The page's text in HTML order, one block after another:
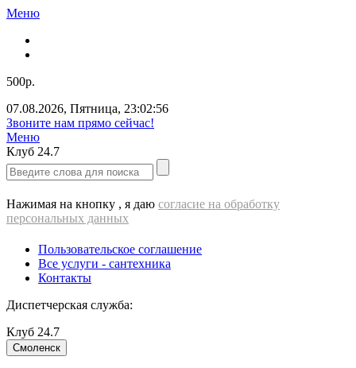
Меню
500р.
07.08.2026, Пятница, 23:02:56
Звоните нам прямо сейчас!
Меню
Клуб 24.7
Нажимая на кнопку , я даю согласие на обработку
персональных данных
Пользовательское соглашение
Все услуги - cантехника
Контакты
Диспетчерская служба:
Клуб 24.7
Смоленск